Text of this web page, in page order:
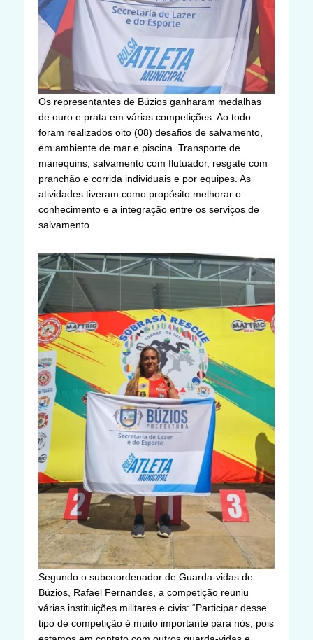
Os representantes de Búzios ganharam medalhas
de ouro e prata em várias competições. Ao todo
foram realizados oito (08) desafios de salvamento,
em ambiente de mar e piscina. Transporte de
manequins, salvamento com flutuador, resgate com
pranchão e corrida individuais e por equipes. As
atividades tiveram como propósito melhorar o
conhecimento e a integração entre os serviços de
salvamento.
Segundo o subcoordenador de Guarda-vidas de
Búzios, Rafael Fernandes, a competição reuniu
várias instituições militares e civis: “Participar desse
tipo de competição é muito importante para nós, pois